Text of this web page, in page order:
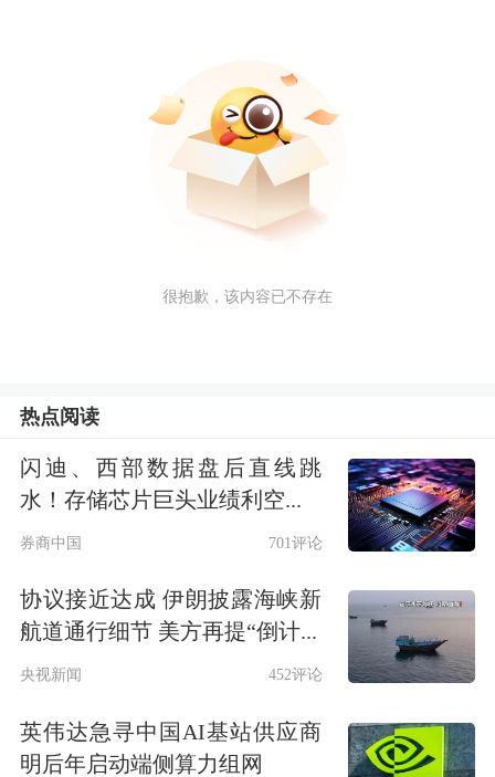
很抱歉，该内容已不存在
热点阅读
闪迪、西部数据盘后直线跳
水！存储芯片巨头业绩利空...
券商中国 701评论
协议接近达成 伊朗披露海峡新
航道通行细节 美方再提“倒计...
央视新闻 452评论
英伟达急寻中国AI基站供应商
明后年启动端侧算力组网